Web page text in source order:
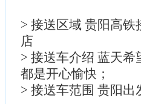
> 接送区域 贵阳高
店
> 接送车介绍 蓝天
都是开心愉快；
> 接送车范围 贵阳